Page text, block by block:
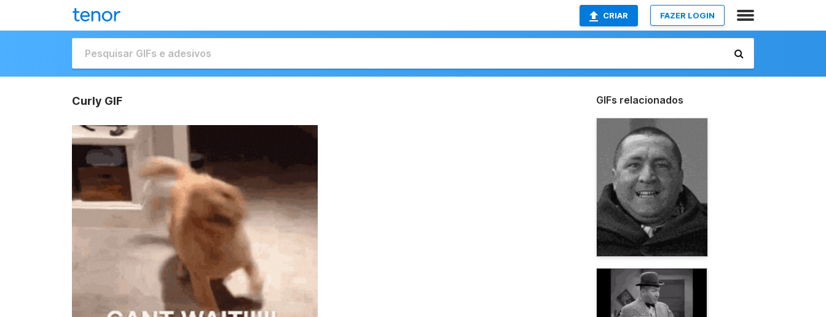
CRIAR FAZER LOGIN
Curly GIF GIFs relacionados